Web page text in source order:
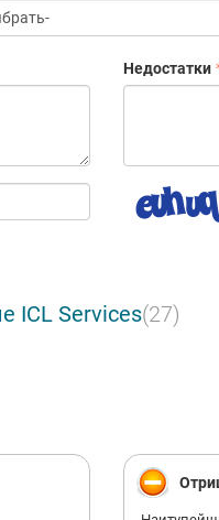
ИТ-аутсорсинг и сервисное
программно-аппаратные
АРМ, ICL.Retail,
команда ICL Services
решения в
Недостатки
ICL Services(27)